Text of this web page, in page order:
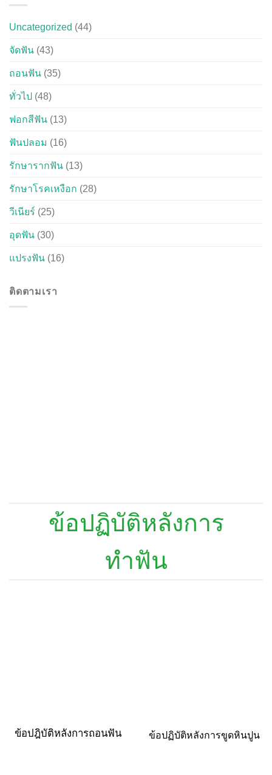
Uncategorized (44)
จัดฟัน (43)
ถอนฟัน (35)
ทั่วไป (48)
ฟอกสีฟัน (13)
ฟันปลอม (16)
รักษารากฟัน (13)
รักษาโรคเหงือก (28)
วีเนียร์ (25)
อุดฟัน (30)
แปรงฟัน (16)
ติดตามเรา
ข้อปฏิบัติหลังการ
ทำฟัน
ข้อปฎิบัติหลังการถอนฟัน ข้อปฏิบัติหลังการขูดหินปูน